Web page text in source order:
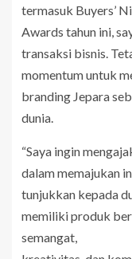
termasuk Buyers’
Awards tahun ini,
transaksi bisnis.
momentum untuk
branding Jepara
dunia.
“Saya ingin
dalam memajukan
tunjukkan kepada
memiliki produk
semangat,